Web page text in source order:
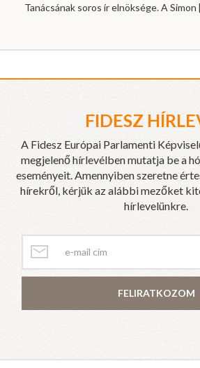
Tanácsának soros ír elnöksége. A Simon
FIDESZ
A Fidesz Európai Parlamenti
megjelenő hírlevélben mutatja be a
eseményeit. Amennyiben szeretne
hírekről, kérjük az alábbi mezőket
hírlevelünkre.
FELIRATKOZOM